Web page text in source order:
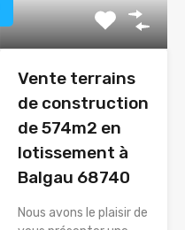
Vente terrains
de construction
de 574m2 en
lotissement à
Balgau 68740
Nous avons le plaisir de